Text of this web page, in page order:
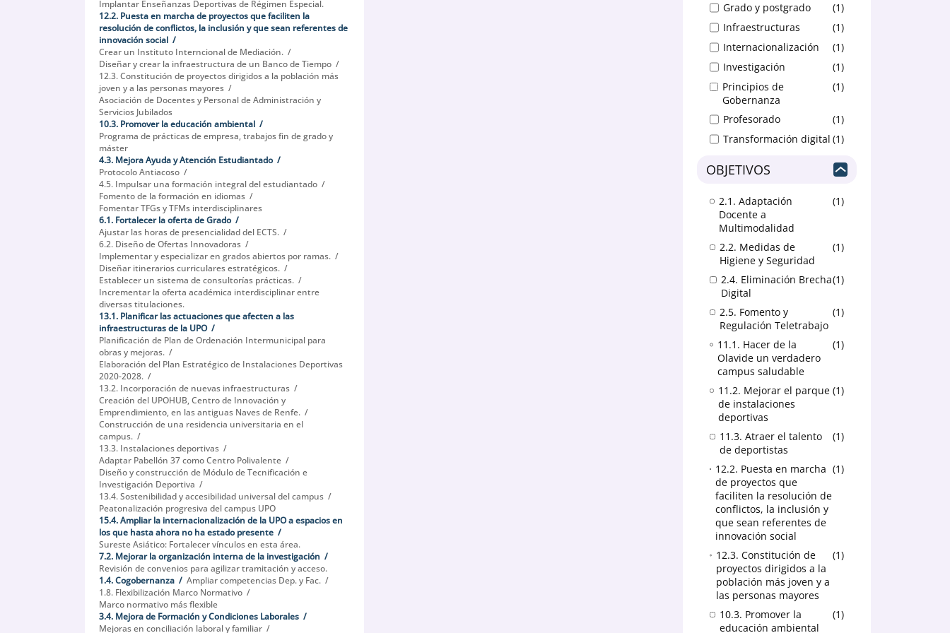
Grado y postgrado
1
Infraestructuras
1
Internacionalización
1
Investigación
1
Principios de
Gobernanza
1
Profesorado
1
Transformación digital 1
2.1. Adaptación
Docente a
Multimodalidad
1
2.2. Medidas de
Higiene y Seguridad
1
2.4. Eliminación Brecha
Digital
1
2.5. Fomento y
Regulación Teletrabajo
1
11.1. Hacer de la
Olavide un verdadero
campus saludable
1
11.2. Mejorar el parque
de instalaciones
deportivas
1
11.3. Atraer el talento
de deportistas
1
12.2. Puesta en marcha
de proyectos que
faciliten la resolución de
conflictos, la inclusión y
que sean referentes de
innovación social
1
12.3. Constitución de
proyectos dirigidos a la
población más joven y a
las personas mayores
1
10.3. Promover la
educación ambiental
1
Implantar Enseñanzas Deportivas de Régimen Especial.
12.2. Puesta en marcha de proyectos que faciliten la
resolución de conflictos, la inclusión y que sean referentes de
innovación social
Crear un Instituto Interncional de Mediación.
Diseñar y crear la infraestructura de un Banco de Tiempo
12.3. Constitución de proyectos dirigidos a la población más
joven y a las personas mayores
Asociación de Docentes y Personal de Administración y
Servicios Jubilados
10.3. Promover la educación ambiental
Programa de prácticas de empresa, trabajos fin de grado y
máster
4.3. Mejora Ayuda y Atención Estudiantado
Protocolo Antiacoso
4.5. Impulsar una formación integral del estudiantado
Fomento de la formación en idiomas
Fomentar TFGs y TFMs interdisciplinares
6.1. Fortalecer la oferta de Grado
Ajustar las horas de presencialidad del ECTS.
6.2. Diseño de Ofertas Innovadoras
Implementar y especializar en grados abiertos por ramas.
Diseñar itinerarios curriculares estratégicos.
Establecer un sistema de consultorías prácticas.
Incrementar la oferta académica interdisciplinar entre
diversas titulaciones.
13.1. Planificar las actuaciones que afecten a las
infraestructuras de la UPO
Planificación de Plan de Ordenación Intermunicipal para
obras y mejoras.
Elaboración del Plan Estratégico de Instalaciones Deportivas
2020-2028.
13.2. Incorporación de nuevas infraestructuras
Creación del UPOHUB, Centro de Innovación y
Emprendimiento, en las antiguas Naves de Renfe.
Construcción de una residencia universitaria en el
campus.
13.3. Instalaciones deportivas
Adaptar Pabellón 37 como Centro Polivalente
Diseño y construcción de Módulo de Tecnificación e
Investigación Deportiva
13.4. Sostenibilidad y accesibilidad universal del campus
Peatonalización progresiva del campus UPO
15.4. Ampliar la internacionalización de la UPO a espacios en
los que hasta ahora no ha estado presente
Sureste Asiático: Fortalecer vínculos en esta área.
7.2. Mejorar la organización interna de la investigación
Revisión de convenios para agilizar tramitación y acceso.
1.4. Cogobernanza
Ampliar competencias Dep. y Fac.
1.8. Flexibilización Marco Normativo
Marco normativo más flexible
3.4. Mejora de Formación y Condiciones Laborales
Mejoras en conciliación laboral y familiar